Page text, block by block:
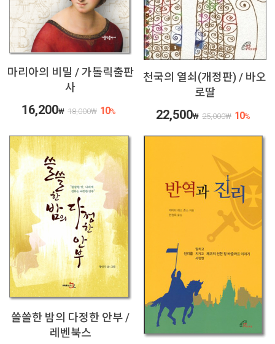
마리아의 비밀 / 가톨릭출판
사
16,200₩ 18,000₩ 10%
천국의 열쇠(개정판) / 바오
로딸
22,500₩ 25,000₩ 10%
쓸쓸한 밤의 다정한 안부 /
레벤북스